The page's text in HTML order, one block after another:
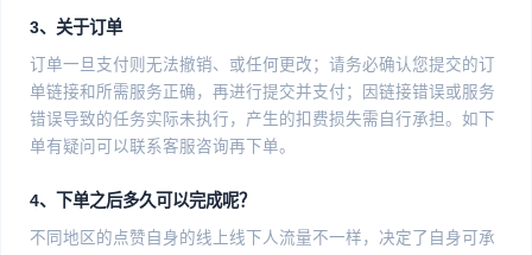
3、关于订单
订单一旦支付则无法撤销、或任何更改；请务必确认您提交的订
单链接和所需服务正确，再进行提交并支付；因链接错误或服务
错误导致的任务实际未执行，产生的扣费损失需自行承担。如下
单有疑问可以联系客服咨询再下单。
4、下单之后多久可以完成呢？
不同地区的点赞自身的线上线下人流量不一样，决定了自身可承